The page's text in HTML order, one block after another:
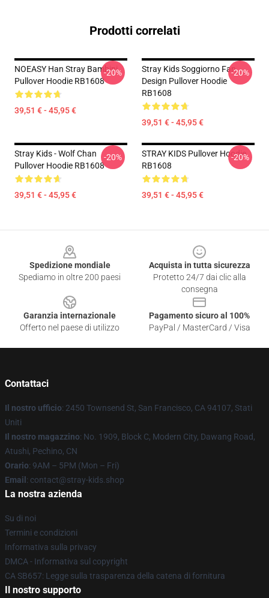
Prodotti correlati
NOEASY Han Stray Bambini
Pullover Hoodie RB1608
39,51 € - 45,95 €
-20%
Stray Kids Soggiorno Fan
Design Pullover Hoodie
RB1608
39,51 € - 45,95 €
-20%
Stray Kids - Wolf Chan
Pullover Hoodie RB1608
39,51 € - 45,95 €
-20%
STRAY KIDS Pullover Hoodie
RB1608
39,51 € - 45,95 €
-20%
Spedizione mondiale
Spediamo in oltre 200 paesi
Acquista in tutta sicurezza
Protetto 24/7 dai clic alla
consegna
Garanzia internazionale
Offerto nel paese di utilizzo
Pagamento sicuro al 100%
PayPal / MasterCard / Visa
Contattaci
Il nostro ufficio: 2450 Townsend St, San Francisco, CA 94107, Stati
Uniti
Il nostro magazzino: No. 1909, Block C, Modern City, Dawang Road,
Atushi, Pechino, CN
Orario: 9AM – 5PM (Mon – Fri)
Email : contact@stray-kids.shop
La nostra azienda
Su di noi
Termini e condizioni
Informativa sulla privacy
DMCA - Informativa sul copyright
CA SB657: Legge sulla trasparenza della catena di fornitura
Il nostro supporto